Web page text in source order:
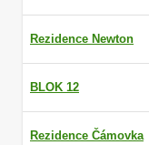
Rezidence Newton
BLOK 12
Rezidence Čámovka